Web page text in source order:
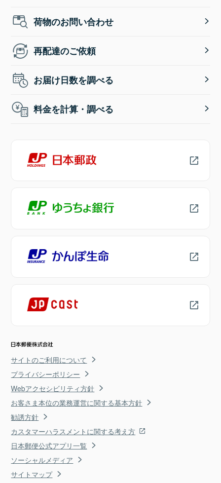
荷物のお問い合わせ
再配達のご依頼
お届け日数を調べる
料金を計算・調べる
サイトのご利用について
プライバシーポリシー
Webアクセシビリティ方針
お客さま本位の業務運営に関する基本方針
勧誘方針
カスタマーハラスメントに関する考え方
日本郵便公式アプリ一覧
ソーシャルメディア
サイトマップ